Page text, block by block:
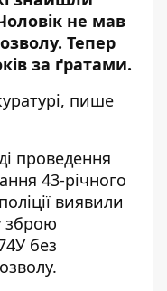
не мав
Тепер
за ґратами.
пише
проведення
43-річного
виявили
зброю
без